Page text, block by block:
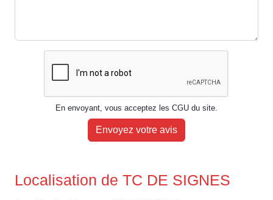
En envoyant, vous acceptez les CGU du site.
Envoyez votre avis
Localisation de TC DE SIGNES